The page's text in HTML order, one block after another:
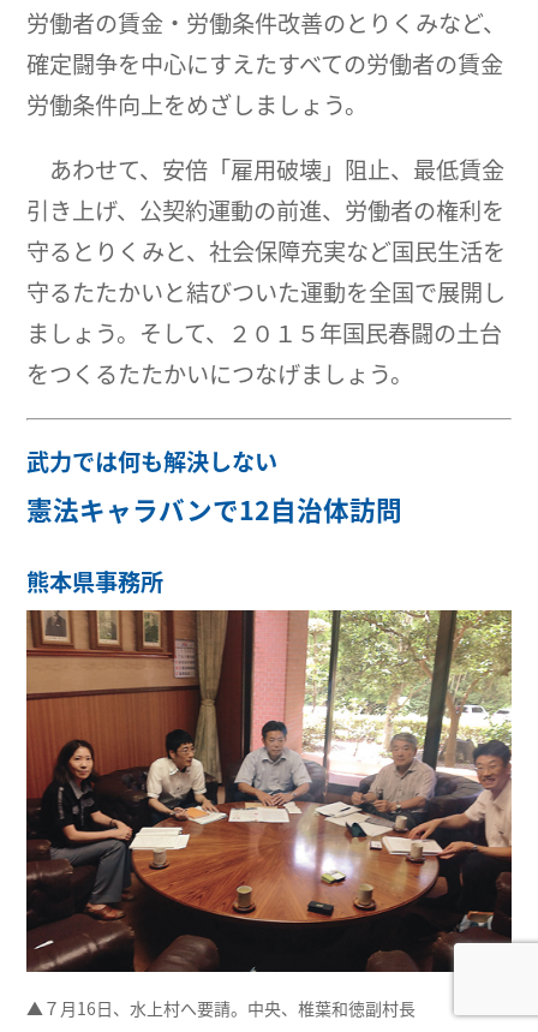
労働者の賃金・労働条件改善のとりくみなど、
確定闘争を中心にすえたすべての労働者の賃金
労働条件向上をめざしましょう。
あわせて、安倍「雇用破壊」阻止、最低賃金
引き上げ、公契約運動の前進、労働者の権利を
守るとりくみと、社会保障充実など国民生活を
守るたたかいと結びついた運動を全国で展開し
ましょう。そして、２０１５年国民春闘の土台
をつくるたたかいにつなげましょう。
武力では何も解決しない
憲法キャラバンで12自治体訪問
熊本県事務所
▲７月16日、水上村へ要請。中央、椎葉和徳副村長